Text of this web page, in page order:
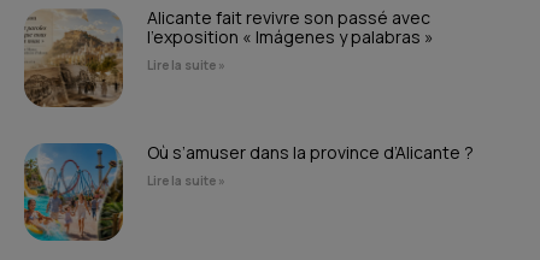
Alicante fait revivre son passé avec
l’exposition « Imágenes y palabras »
Lire la suite »
Où s’amuser dans la province d’Alicante ?
Lire la suite »